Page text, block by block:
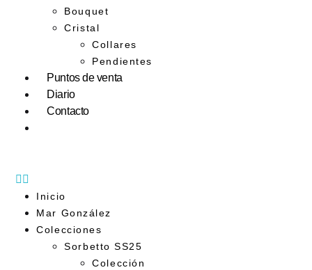
Bouquet
Cristal
Collares
Pendientes
Puntos de venta
Diario
Contacto
Inicio
Mar González
Colecciones
Sorbetto SS25
Colección